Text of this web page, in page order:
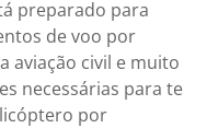
preparado para
de voo por
aviação civil e muito
necessárias para te
por